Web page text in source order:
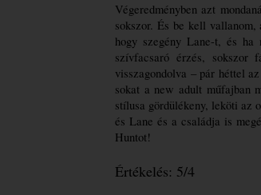
Végeredményben azt
sokszor. És be kell
hogy szegény Lane-t, és
szívfacsaró érzés,
visszagondolva – pár héttel
sokat a new adult műfajban
stílusa gördülékeny, leköti az
és Lane és a családja is
Huntot!
Értékelés: 5/4